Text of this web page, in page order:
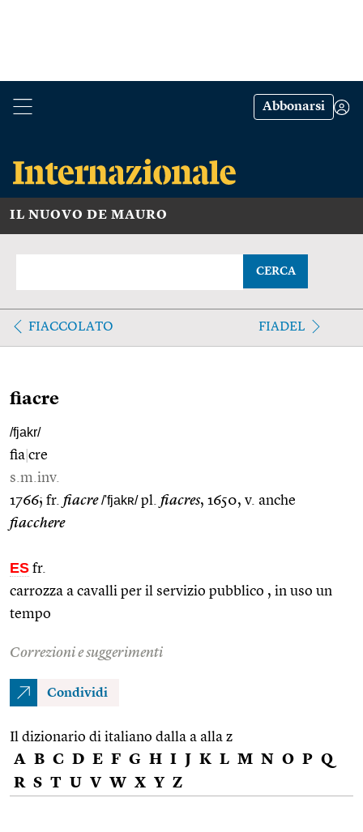
Abbonarsi
IL NUOVO DE MAURO
CERCA
FIACCOLATO FIADEL
fiacre
/fjakr/
fia cre
s.m.inv.
1766; fr. fiacre /'fjakʀ/pl. fiacres, 1650, v. anche
fiacchere
ES fr.
carrozza a cavalli per il servizio pubblico , in uso un
tempo
Correzioni e suggerimenti
Condividi
Il dizionario di italiano dalla a alla z
A B C D E F G H I J K L M N O P Q
R S T U V W X Y Z